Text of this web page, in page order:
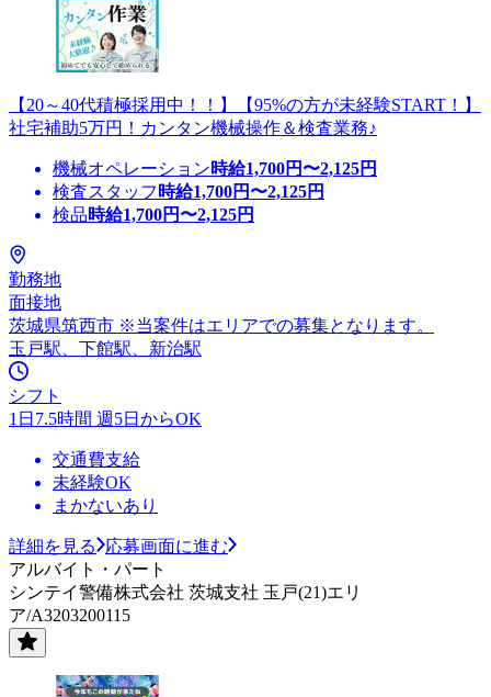
【20～40代積極採用中！！】【95%の方が未経験START！】
社宅補助5万円！カンタン機械操作＆検査業務♪
機械オペレーション時給1,700円〜2,125円
検査スタッフ 時給1,700円〜2,125円
検品時給1,700円〜2,125円
勤務地
面接地
茨城県筑西市 ※当案件はエリアでの募集となります。
玉戸駅、下館駅、新治駅
シフト
1日7.5時間 週5日からOK
交通費支給
未経験OK
まかないあり
詳細を見る
応募画面に進む
アルバイト・パート
シンテイ警備株式会社 茨城支社 玉戸(21)エリ
ア/A3203200115